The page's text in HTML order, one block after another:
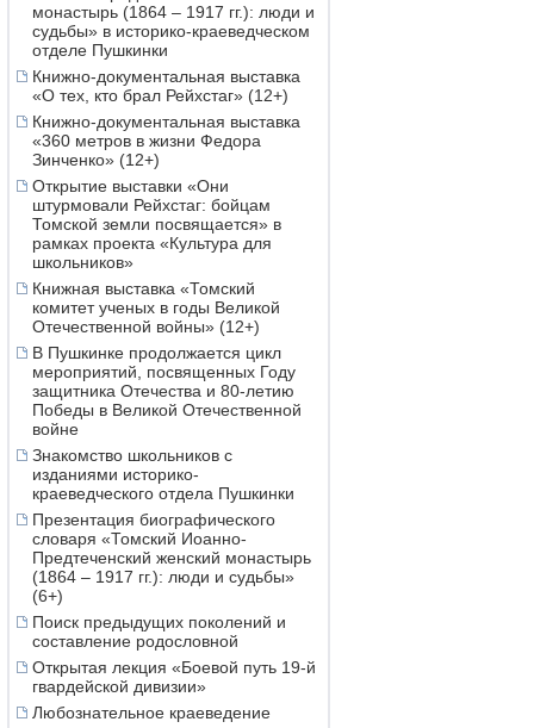
монастырь (1864 – 1917 гг.): люди и
судьбы» в историко-краеведческом
отделе Пушкинки
Книжно-документальная выставка
«О тех, кто брал Рейхстаг» (12+)
Книжно-документальная выставка
«360 метров в жизни Федора
Зинченко» (12+)
Открытие выставки «Они
штурмовали Рейхстаг: бойцам
Томской земли посвящается» в
рамках проекта «Культура для
школьников»
Книжная выставка «Томский
комитет ученых в годы Великой
Отечественной войны» (12+)
В Пушкинке продолжается цикл
мероприятий, посвященных Году
защитника Отечества и 80-летию
Победы в Великой Отечественной
войне
Знакомство школьников с
изданиями историко-
краеведческого отдела Пушкинки
Презентация биографического
словаря «Томский Иоанно-
Предтеченский женский монастырь
(1864 – 1917 гг.): люди и судьбы»
(6+)
Поиск предыдущих поколений и
составление родословной
Открытая лекция «Боевой путь 19-й
гвардейской дивизии»
Любознательное краеведение